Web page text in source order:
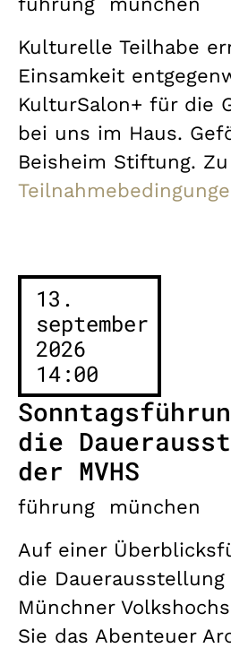
Kulturelle Teilhabe
Einsamkeit
KulturSalon+ für die
bei uns im Haus.
Beisheim Stiftung.
13.
september
2026
14:00
die
der MVHS
führung
münchen
Auf einer
die
Münchner
Sie das Abenteuer